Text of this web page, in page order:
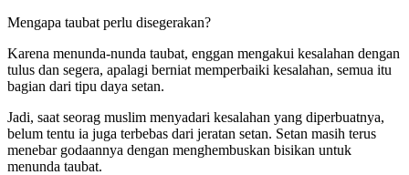
Mengapa taubat perlu disegerakan?
Karena menunda-nunda taubat, enggan mengakui kesalahan dengan
tulus dan segera, apalagi berniat memperbaiki kesalahan, semua itu
bagian dari tipu daya setan.
Jadi, saat seorag muslim menyadari kesalahan yang diperbuatnya,
belum tentu ia juga terbebas dari jeratan setan. Setan masih terus
menebar godaannya dengan menghembuskan bisikan untuk
menunda taubat.